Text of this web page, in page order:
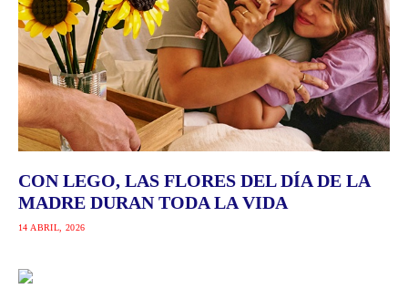
CON LEGO, LAS FLORES DEL DÍA DE LA
MADRE DURAN TODA LA VIDA
14 ABRIL, 2026